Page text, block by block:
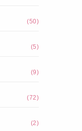
(50)
(5)
(9)
(72)
(2)